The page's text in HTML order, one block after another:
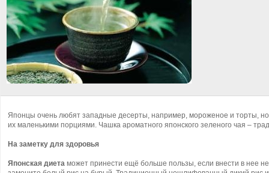
Японцы очень любят западные десерты, например, мороженое и торты,
их маленькими порциями. Чашка ароматного японского зеленого чая –
На заметку для здоровья
Японская диета может принести ещё больше пользы, если внести в нее